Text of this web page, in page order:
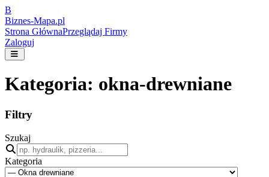
B
Biznes-Mapa.pl
Strona GłównaPrzeglądaj Firmy
Zaloguj
Kategoria: okna-drewniane
Filtry
Szukaj
Kategoria